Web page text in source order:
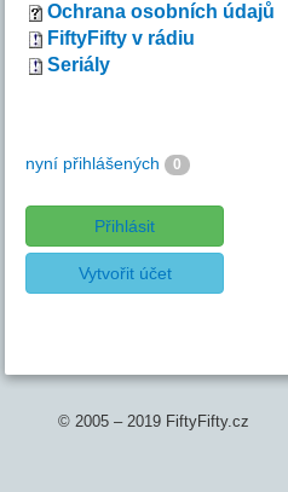
Ochrana osobních údajů
FiftyFifty v rádiu
Seriály
nyní přihlášených 0
Přihlásit
Vytvořit účet
© 2005 – 2019 FiftyFifty.cz